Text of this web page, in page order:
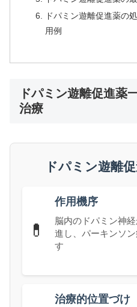
ドパミン遊離促進薬の
用例
ドパミン遊離促進薬
治療
ドパミン遊離
💊
作用機序
脳内のドパミン神
進し、パーキンソ
す
治療的位置づけ